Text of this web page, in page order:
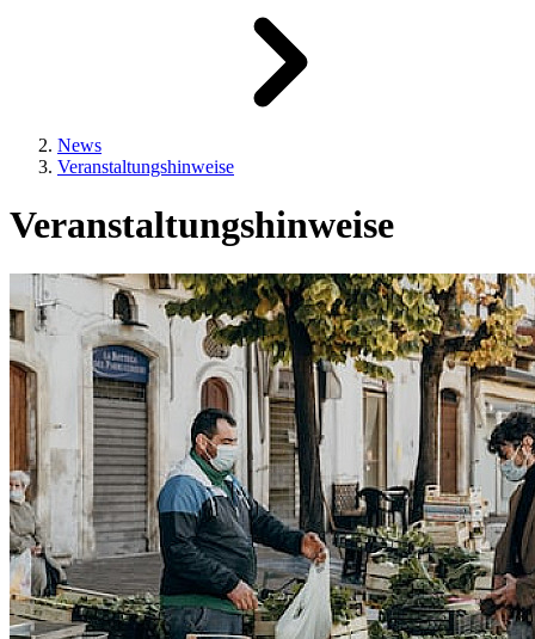
News
Veranstaltungshinweise
Veranstaltungshinweise